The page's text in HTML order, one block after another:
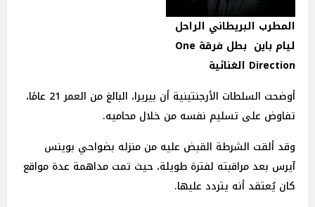
المطرب البريطاني الراحل
ليام باين بطل فرقة One
Direction الغنائية
أوضحت السلطات الأرجنتينية أن بيريرا، البالغ من العمر 21 عامًا،
تفاوض على تسليم نفسه من خلال محاميه.
وقد ألقت الشرطة القبض عليه من منزله بضواحي بوينس
آيرس بعد مراقبته لفترة طويلة، حيث تمت مداهمة عدة مواقع
كان يُعتقد أنه يتردد عليها.